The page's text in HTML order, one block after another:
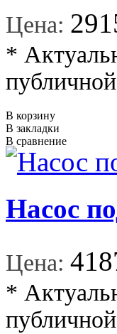
Цена:
*
В корзину
В закладки
В сравнение
Насос
Цена:
*